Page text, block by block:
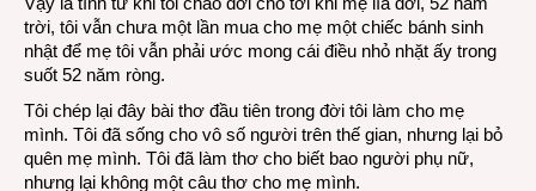
trời, tôi vẫn chưa một lần mua cho mẹ một chiếc bánh sinh
nhật để mẹ tôi vẫn phải ước mong cái điều nhỏ nhặt ấy trong
suốt 52 năm ròng.
Tôi chép lại đây bài thơ đầu tiên trong đời tôi làm cho mẹ
mình. Tôi đã sống cho vô số người trên thế gian, nhưng lại bỏ
quên mẹ mình. Tôi đã làm thơ cho biết bao người phụ nữ,
nhưng lại không một câu thơ cho mẹ mình.